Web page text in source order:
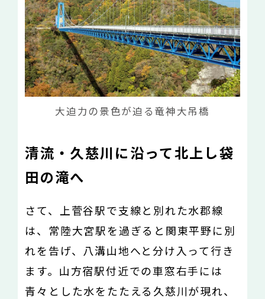
大迫力の景色が迫る竜神大吊橋
清流・久慈川に沿って北上し袋
田の滝へ
さて、上菅谷駅で支線と別れた水郡線
は、常陸大宮駅を過ぎると関東平野に別
れを告げ、八溝山地へと分け入って行き
ます。山方宿駅付近での車窓右手には
青々とした水をたたえる久慈川が現れ、